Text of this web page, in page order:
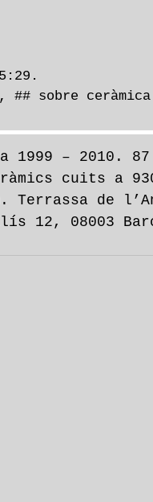
, ## sobre ceràmica
1999 – 2010.
cuits a
Terrassa de
12, 08003